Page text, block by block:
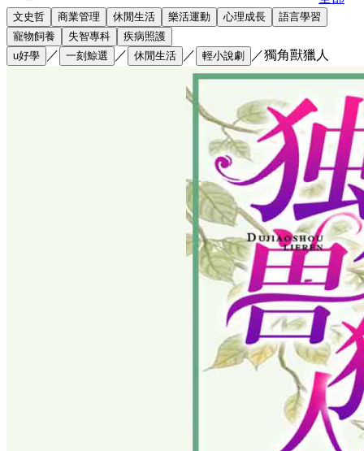
文史哲 商業管理 休閒生活 樂活運動 心理成長
語言學習
寵物飼養
失智專科
疾病照護
u好學
／ 一刻鯨選 ／ 休閒生活 ／ 輕小說劇 ／獨角獸獵人